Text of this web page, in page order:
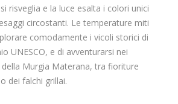
risveglia e la luce esalta i colori unici
circostanti. Le temperature miti
comodamente i vicoli storici di
UNESCO, e di avventurarsi nei
Murgia Materana, tra fioriture
dei falchi grillai.